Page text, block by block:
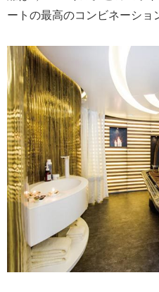
ートの最高のコンビネーショ